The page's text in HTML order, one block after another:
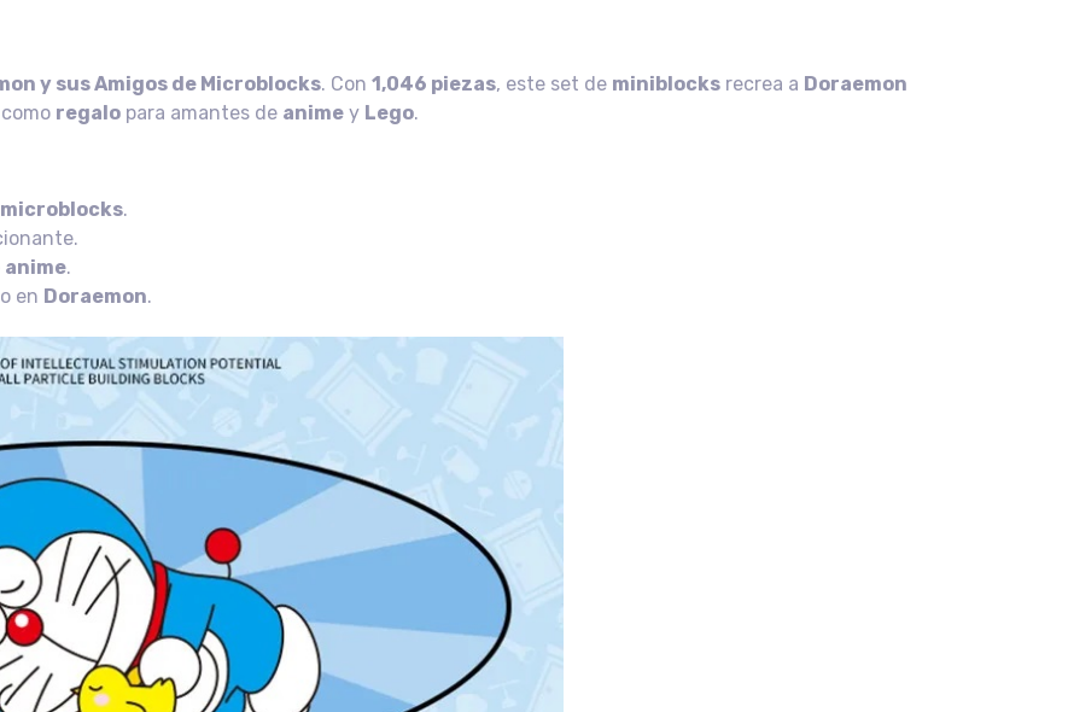
y sus Amigos de Microblocks. Con 1,046 piezas, este set de miniblocks recrea a Doraemon
regalo para amantes de anime y Lego.
microblocks.
anime.
en Doraemon.